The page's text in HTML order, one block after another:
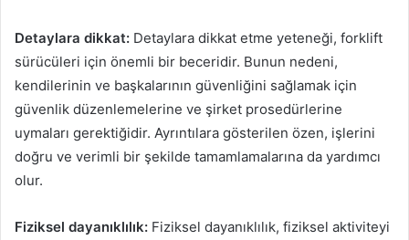
Detaylara dikkat: Detaylara dikkat etme yeteneği, forklift
sürücüleri için önemli bir beceridir. Bunun nedeni,
kendilerinin ve başkalarının güvenliğini sağlamak için
güvenlik düzenlemelerine ve şirket prosedürlerine
uymaları gerektiğidir. Ayrıntılara gösterilen özen, işlerini
doğru ve verimli bir şekilde tamamlamalarına da yardımcı
olur.
Fiziksel dayanıklılık: Fiziksel dayanıklılık, fiziksel aktiviteyi